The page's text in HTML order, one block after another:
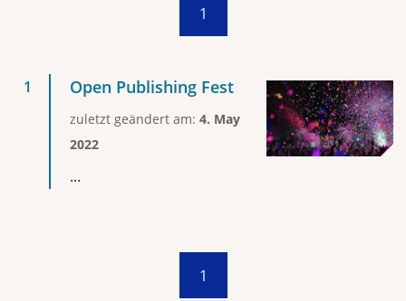
1
Open Publishing Fest
zuletzt geändert am: 4. May
2022
...
1